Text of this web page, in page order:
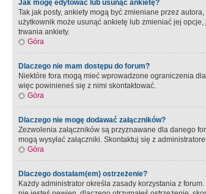
Jak mogę edytować lub usunąć ankietę?
Tak jak posty, ankiety mogą być zmieniane przez
użytkownik może usunąć ankietę lub zmieniać jej
trwania ankiety.
Góra
Dlaczego nie mam dostępu do forum?
Niektóre fora mogą mieć wprowadzone ograniczenia
więc powinieneś się z nimi skontaktować.
Góra
Dlaczego nie mogę dodawać załączników?
Zezwolenia załączników są przyznawane dla danego
mogą wysyłać załączniki. Skontaktuj się z
Góra
Dlaczego dostałam(em) ostrzeżenie?
Każdy administrator określa zasady korzystania z